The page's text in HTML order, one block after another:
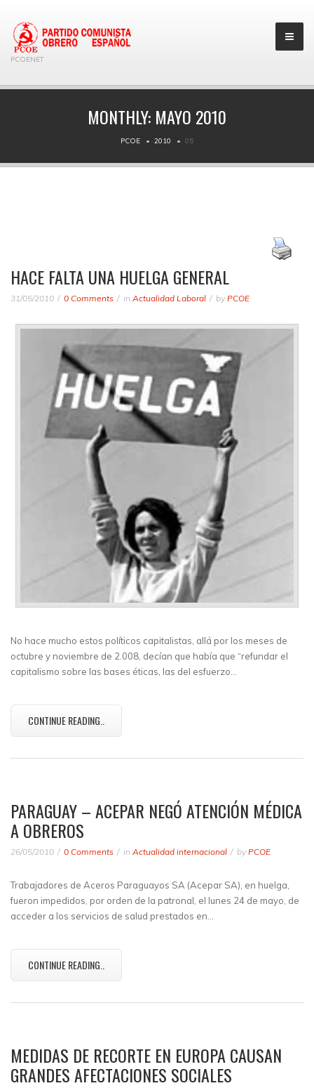
PCOENET
MONTHLY: MAYO 2010
PCOE 2010 05
HACE FALTA UNA HUELGA GENERAL
31/05/2010 0 Comments in Actualidad Laboral by PCOE
No hace mucho estos políticos capitalistas, allá por los meses de
octubre y noviembre de 2.008, decían que había que “refundar el
capitalismo sobre las bases éticas, las del esfuerzo…
CONTINUE READING..
PARAGUAY – ACEPAR NEGÓ ATENCIÓN MÉDICA
A OBREROS
26/05/2010 0 Comments in Actualidad internacional by PCOE
Trabajadores de Aceros Paraguayos SA (Acepar SA), en huelga,
fueron impedidos, por orden de la patronal, el lunes 24 de mayo, de
acceder a los servicios de salud prestados en…
CONTINUE READING..
MEDIDAS DE RECORTE EN EUROPA CAUSAN
GRANDES AFECTACIONES SOCIALES